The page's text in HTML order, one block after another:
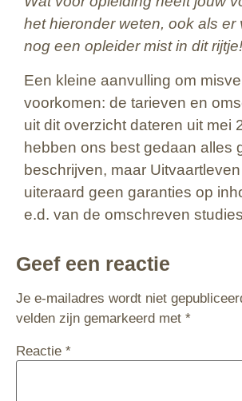
het hieronder weten, ook als er
nog een opleider mist in dit rijtje!
Een kleine aanvulling om
voorkomen: de tarieven en
uit dit overzicht dateren uit mei
hebben ons best gedaan alles
beschrijven, maar
uiteraard geen garanties op
e.d. van de omschreven
Geef een reactie
Je e-mailadres wordt niet
velden zijn gemarkeerd met *
Reactie *